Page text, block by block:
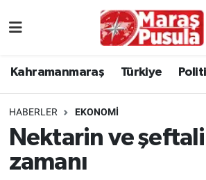
Kahramanmaraş Türkiye
HABERLER EKONOMI
Nektarin ve
zamanı
Politika
İstanbul Namaz Vakitleri
İstanbul Trafik Yoğunluk